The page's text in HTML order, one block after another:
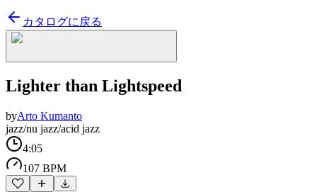
カタログに戻る
Lighter than Lightspeed
byArto Kumanto
jazz/nu jazz/acid jazz
4:05
107 BPM